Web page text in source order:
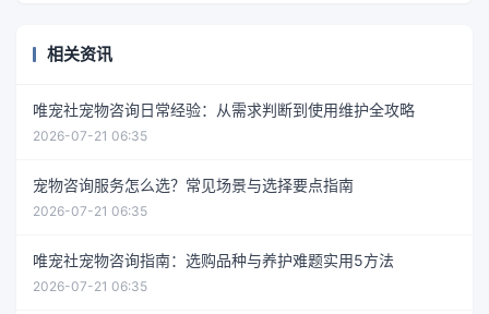
相关资讯
唯宠社宠物咨询日常经验：从需求判断到使用维护全攻略
2026-07-21 06:35
宠物咨询服务怎么选？常见场景与选择要点指南
2026-07-21 06:35
唯宠社宠物咨询指南：选购品种与养护难题实用5方法
2026-07-21 06:35